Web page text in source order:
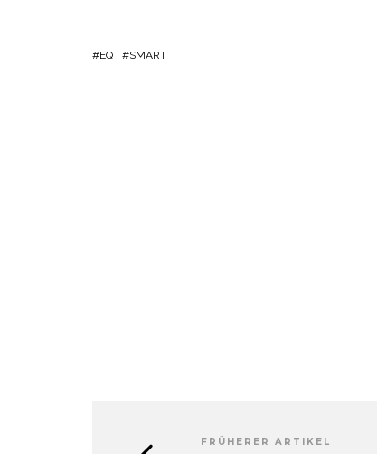
EQ SMART
FRÜHERER ARTIKEL